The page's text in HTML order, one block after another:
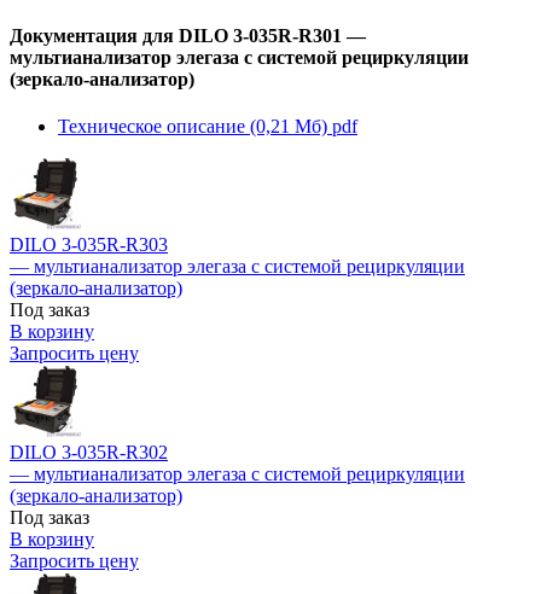
Документация для DILO 3-035R-R301 —
мультианализатор элегаза с системой рециркуляции
(зеркало-анализатор)
Техническое описание (0,21 Мб) pdf
DILO 3-035R-R303
— мультианализатор элегаза с системой рециркуляции
(зеркало-анализатор)
Под заказ
В корзину
Запросить цену
DILO 3-035R-R302
— мультианализатор элегаза с системой рециркуляции
(зеркало-анализатор)
Под заказ
В корзину
Запросить цену